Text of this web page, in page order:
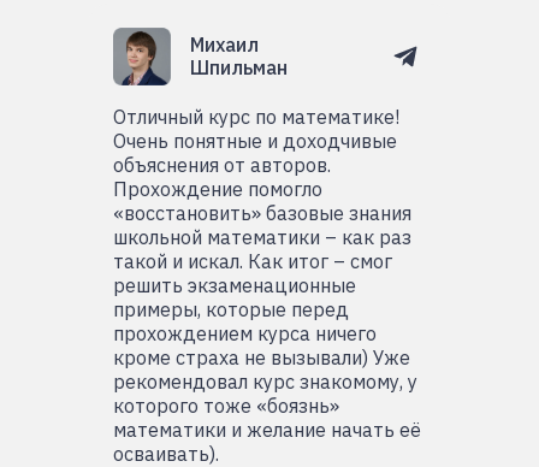
Михаил
Шпильман
Отличный курс по математике!
Очень понятные и доходчивые
объяснения от авторов.
Прохождение помогло
«восстановить» базовые знания
школьной математики – как раз
такой и искал. Как итог – смог
решить экзаменационные
примеры, которые перед
прохождением курса ничего
кроме страха не вызывали) Уже
рекомендовал курс знакомому, у
которого тоже «боязнь»
математики и желание начать её
осваивать).